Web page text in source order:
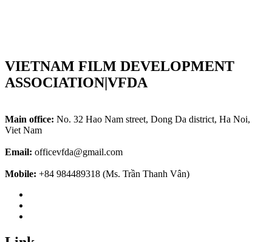
VIETNAM FILM DEVELOPMENT
ASSOCIATION|VFDA
Main office: No. 32 Hao Nam street, Dong Da district, Ha Noi,
Viet Nam
Email: officevfda@gmail.com
Mobile: +84 984489318 (Ms. Trần Thanh Vân)